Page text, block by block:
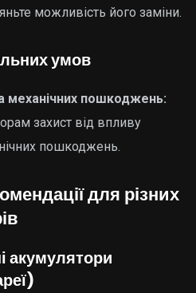
можливість його заміни.
умов
механічних пошкоджень:
захист від впливу
пошкоджень.
для різних
акумулятори